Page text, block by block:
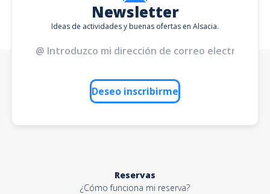
Newsletter
Ideas de actividades y buenas ofertas en Alsacia.
Deseo inscribirme
Reservas
¿Cómo funciona mi reserva?